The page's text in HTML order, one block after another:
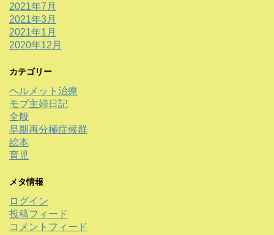
2021年7月
2021年3月
2021年1月
2020年12月
カテゴリー
ヘルメット治療
モブ主婦日記
全般
早期再分極症候群
絵本
育児
メタ情報
ログイン
投稿フィード
コメントフィード